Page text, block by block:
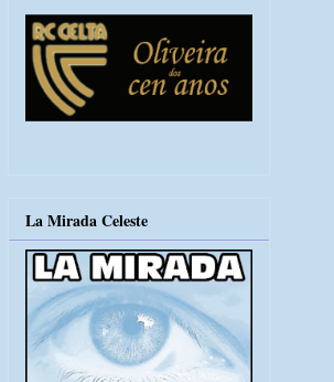
La Mirada Celeste